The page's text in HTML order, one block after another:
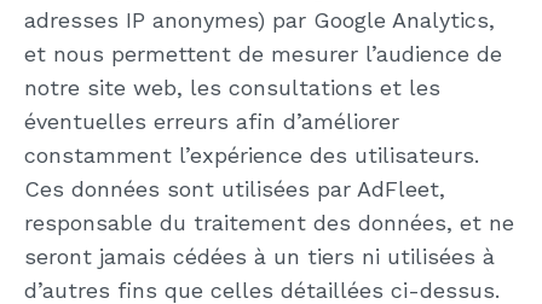
adresses IP anonymes) par Google Analytics,
et nous permettent de mesurer l’audience de
notre site web, les consultations et les
éventuelles erreurs afin d’améliorer
constamment l’expérience des utilisateurs.
Ces données sont utilisées par AdFleet,
responsable du traitement des données, et ne
seront jamais cédées à un tiers ni utilisées à
d’autres fins que celles détaillées ci-dessus.